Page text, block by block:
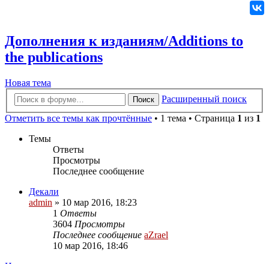
Дополнения к изданиям/Additions to
the publications
Новая
тема
Новая тема
Поиск
Расширенный поиск
Отметить все темы как прочтённые • 1 тема • Страница 1 из 1
Темы
Ответы
Просмотры
Последнее сообщение
Декали
admin » 10 мар 2016, 18:23
1 Ответы
3604 Просмотры
Последнее сообщение aZrael
10 мар 2016, 18:46